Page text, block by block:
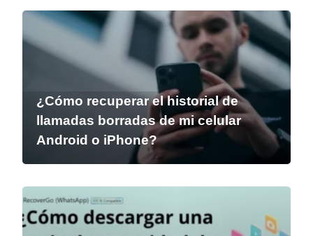
¿Cómo recuperar el historial de
llamadas borradas de mi celular
Android o iPhone?